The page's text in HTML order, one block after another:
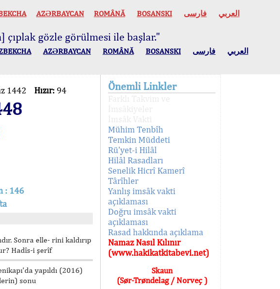
AZӘRBAYCAN ROMÂNĂ BOSANSKI العربي فارسی
gözle görülmesi ile başlar."
AZӘRBAYCAN ROMÂNĂ BOSANSKI العربي فارسی
1442 Hızır: 94
: 146
Sonra elle- rini kaldırıp
Hadîs-i şerîf
yapıldı (2016)
sonu
Önemli Linkler
Mühim Tenbîh
Temkin Müddeti
Rü'yet-i Hilâl
Hilâl Rasadları
Senelik Hicrî Kamerî
Târîhler
Yanlış imsâk vakti
açıklaması
Doğru imsâk vakti
açıklaması
Rasad hakkında açıklama
Namaz Nasıl Kılınır
(www.hakikatkitabevi.net)
Skaun
(Sør-Trøndelag / Norveç )